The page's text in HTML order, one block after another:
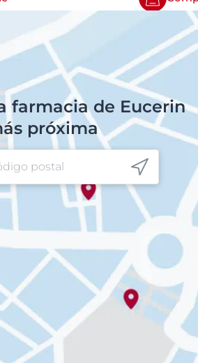
farmacia de Eucerin
próxima